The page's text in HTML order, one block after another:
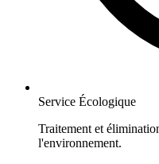
Service Écologique
Traitement et
l'environnement.